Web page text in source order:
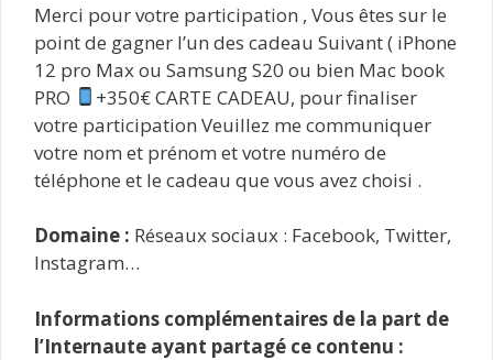
Merci pour votre participation , Vous êtes sur le
point de gagner l’un des cadeau Suivant ( iPhone
12 pro Max ou Samsung S20 ou bien Mac book
PRO
+350€ CARTE CADEAU, pour finaliser
votre participation Veuillez me communiquer
votre nom et prénom et votre numéro de
téléphone et le cadeau que vous avez choisi .
Domaine : Réseaux sociaux : Facebook, Twitter,
Instagram…
Informations complémentaires de la part de
l’Internaute ayant partagé ce contenu :